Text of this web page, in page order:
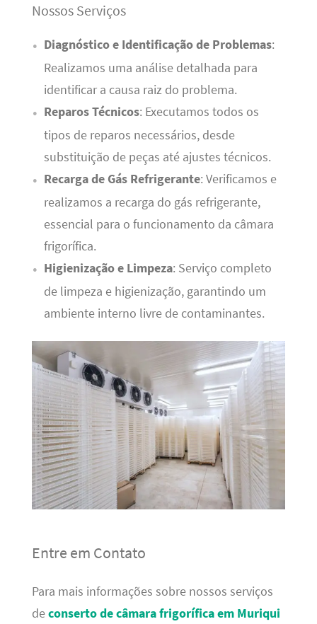
Nossos Serviços
Diagnóstico e Identificação de Problemas:
Realizamos uma análise detalhada para
identificar a causa raiz do problema.
Reparos Técnicos: Executamos todos os
tipos de reparos necessários, desde
substituição de peças até ajustes técnicos.
Recarga de Gás Refrigerante: Verificamos e
realizamos a recarga do gás refrigerante,
essencial para o funcionamento da câmara
frigorífica.
Higienização e Limpeza: Serviço completo
de limpeza e higienização, garantindo um
ambiente interno livre de contaminantes.
Entre em Contato
Para mais informações sobre nossos serviços
deconserto de câmara frigorífica em Muriqui